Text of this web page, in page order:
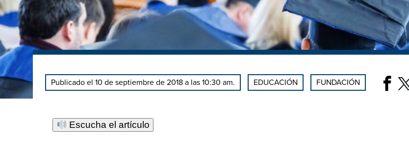
Publicado el 10 de septiembre de 2018 a las 10:30 am. EDUCACIÓN FUNDACIÓN
Escucha el artículo